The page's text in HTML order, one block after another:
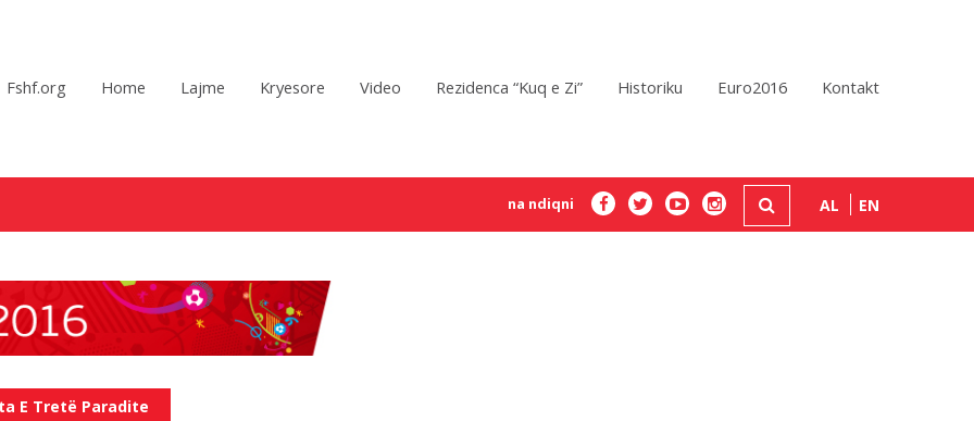
Fshf.org Home Lajme Kryesore Video Rezidenca “Kuq e Zi” Historiku Euro2016 Kontakt
na ndiqni AL EN
E Tretë Paradite